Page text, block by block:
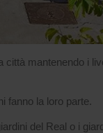
mantenendo i
fanno la loro parte.
del Real o i